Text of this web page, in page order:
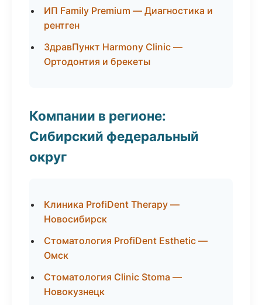
ИП Family Premium — Диагностика и
рентген
ЗдравПункт Harmony Clinic —
Ортодонтия и брекеты
Компании в регионе:
Сибирский федеральный
округ
Клиника ProfiDent Therapy —
Новосибирск
Стоматология ProfiDent Esthetic —
Омск
Стоматология Clinic Stoma —
Новокузнецк